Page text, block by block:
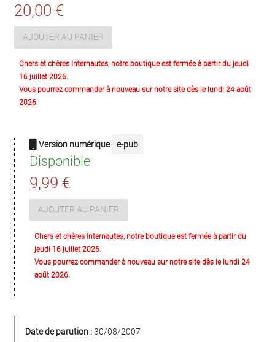
20,00 €
AJOUTER AU PANIER
Chers et chères Internautes, notre boutique est fermée à partir du jeudi
16 juillet 2026.
Vous pourrez commander à nouveau sur notre site dès le lundi 24 août
2026.
Version numérique e-pub
Disponible
9,99 €
AJOUTER AU PANIER
Chers et chères Internautes, notre boutique est fermée à partir du
jeudi 16 juillet 2026.
Vous pourrez commander à nouveau sur notre site dès le lundi 24
août 2026.
Date de parution :30/08/2007